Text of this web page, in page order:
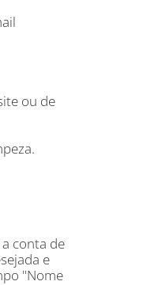
ou de
conta de
e
"Nome